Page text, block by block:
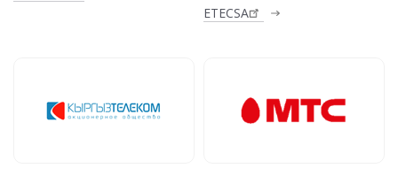
ETECSA